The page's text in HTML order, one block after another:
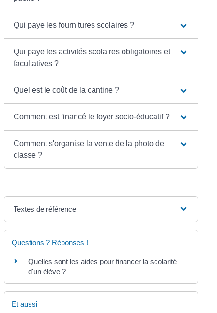
Qui paye les fournitures scolaires ?
Qui paye les activités scolaires obligatoires et
facultatives ?
Quel est le coût de la cantine ?
Comment est financé le foyer socio-éducatif ?
Comment s'organise la vente de la photo de
classe ?
Textes de référence
Questions ? Réponses !
Quelles sont les aides pour financer la scolarité
d'un élève ?
Et aussi